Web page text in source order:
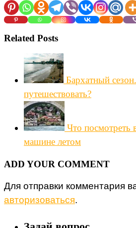
Related Posts
Бархатный
путешествовать?
Что посмотреть
машине летом
ADD YOUR COMMENT
Для отправки комментария
авторизоваться.